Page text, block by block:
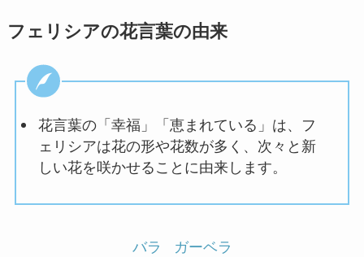
フェリシアの花言葉の由来
花言葉の「幸福」「恵まれている」は、フ
ェリシアは花の形や花数が多く、次々と新
しい花を咲かせることに由来します。
バラ ガーベラ